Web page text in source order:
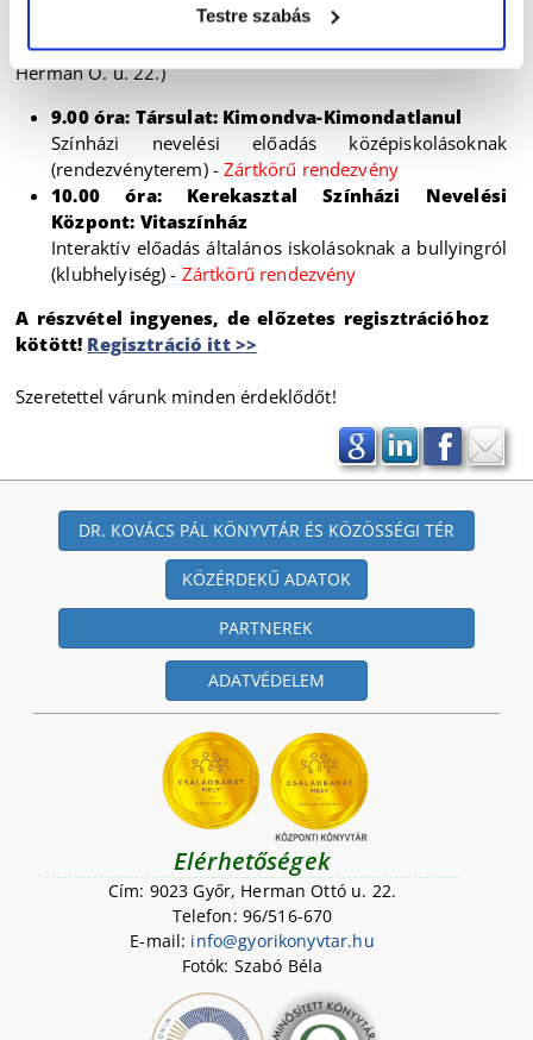
Testre szabás
(9021 Győr, Baross Gábor út 4.)
Helyszín:Központi Könyvtár klubhelyisége(Győr,
Herman O. u. 22.)
9.00 óra: Társulat: Kimondva-Kimondatlanul
Színházi nevelési előadás középiskolásoknak
(rendezvényterem) -Zártkörű rendezvény
10.00 óra: Kerekasztal Színházi Nevelési
Központ: Vitaszínház
Interaktív előadás általános iskolásoknak a bullyingról
(klubhelyiség) - Zártkörű rendezvény
A részvétel ingyenes, de előzetes regisztrációhoz
kötött! Regisztráció itt >>
Szeretettel várunk minden érdeklődőt!
DR. KOVÁCS PÁL KÖNYVTÁR ÉS KÖZÖSSÉGI TÉR
KÖZÉRDEKŰ ADATOK
PARTNEREK
ADATVÉDELEM
Elérhetőségek
Cím: 9023 Győr, Herman Ottó u. 22.
Telefon: 96/516-670
E-mail: info@gyorikonyvtar.hu
Fotók: Szabó Béla